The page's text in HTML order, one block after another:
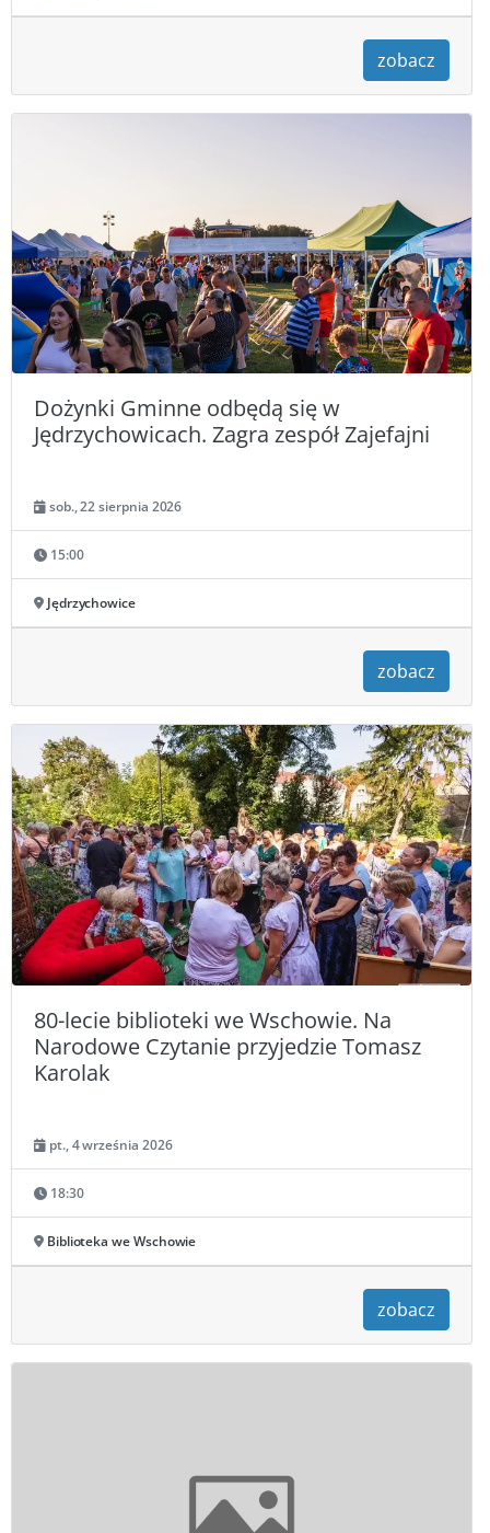
zobacz
Dożynki Gminne odbędą się w
Jędrzychowicach. Zagra zespół Zajefajni
sob., 22 sierpnia 2026
15:00
Jędrzychowice
zobacz
80-lecie biblioteki we Wschowie. Na
Narodowe Czytanie przyjedzie Tomasz
Karolak
pt., 4 września 2026
18:30
Biblioteka we Wschowie
zobacz